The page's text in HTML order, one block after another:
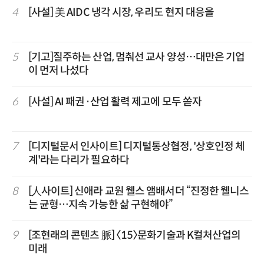
4 [사설] 美 AIDC 냉각 시장, 우리도 현지 대응을
5
[기고]질주하는 산업, 멈춰선 교사 양성…대만은 기업
이 먼저 나섰다
6 [사설] AI 패권·산업 활력 제고에 모두 쏟자
7
[디지털문서 인사이트] 디지털통상협정, '상호인정 체
계'라는 다리가 필요하다
8
[人사이트] 신애라 교원 웰스 앰배서더 “진정한 웰니스
는 균형…지속 가능한 삶 구현해야”
9
[조현래의 콘텐츠 脈] 〈15〉문화기술과 K컬처산업의
미래